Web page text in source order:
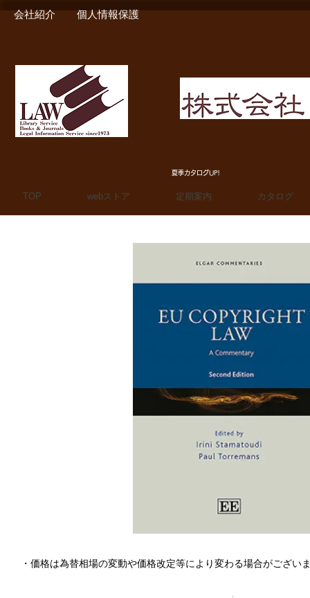
会社紹介 個人情報保護
夏季カタログUP!
TOP webストア 定期案内 カタログ
・価格は為替相場の変動や価格改定等により変わる場合がござい